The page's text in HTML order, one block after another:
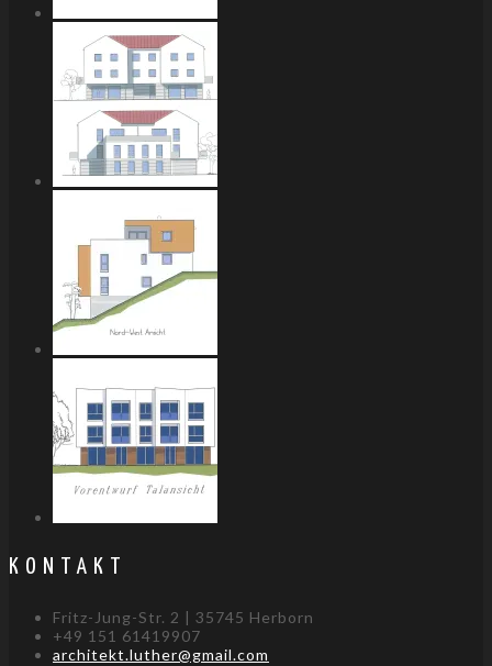
KONTAKT
Fritz-Jung-Str. 2 | 35745 Herborn
+49 151 61419907
architekt.luther@gmail.com